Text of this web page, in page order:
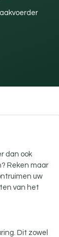
dan ook
Reken maar
uw
van het
Dit zowel